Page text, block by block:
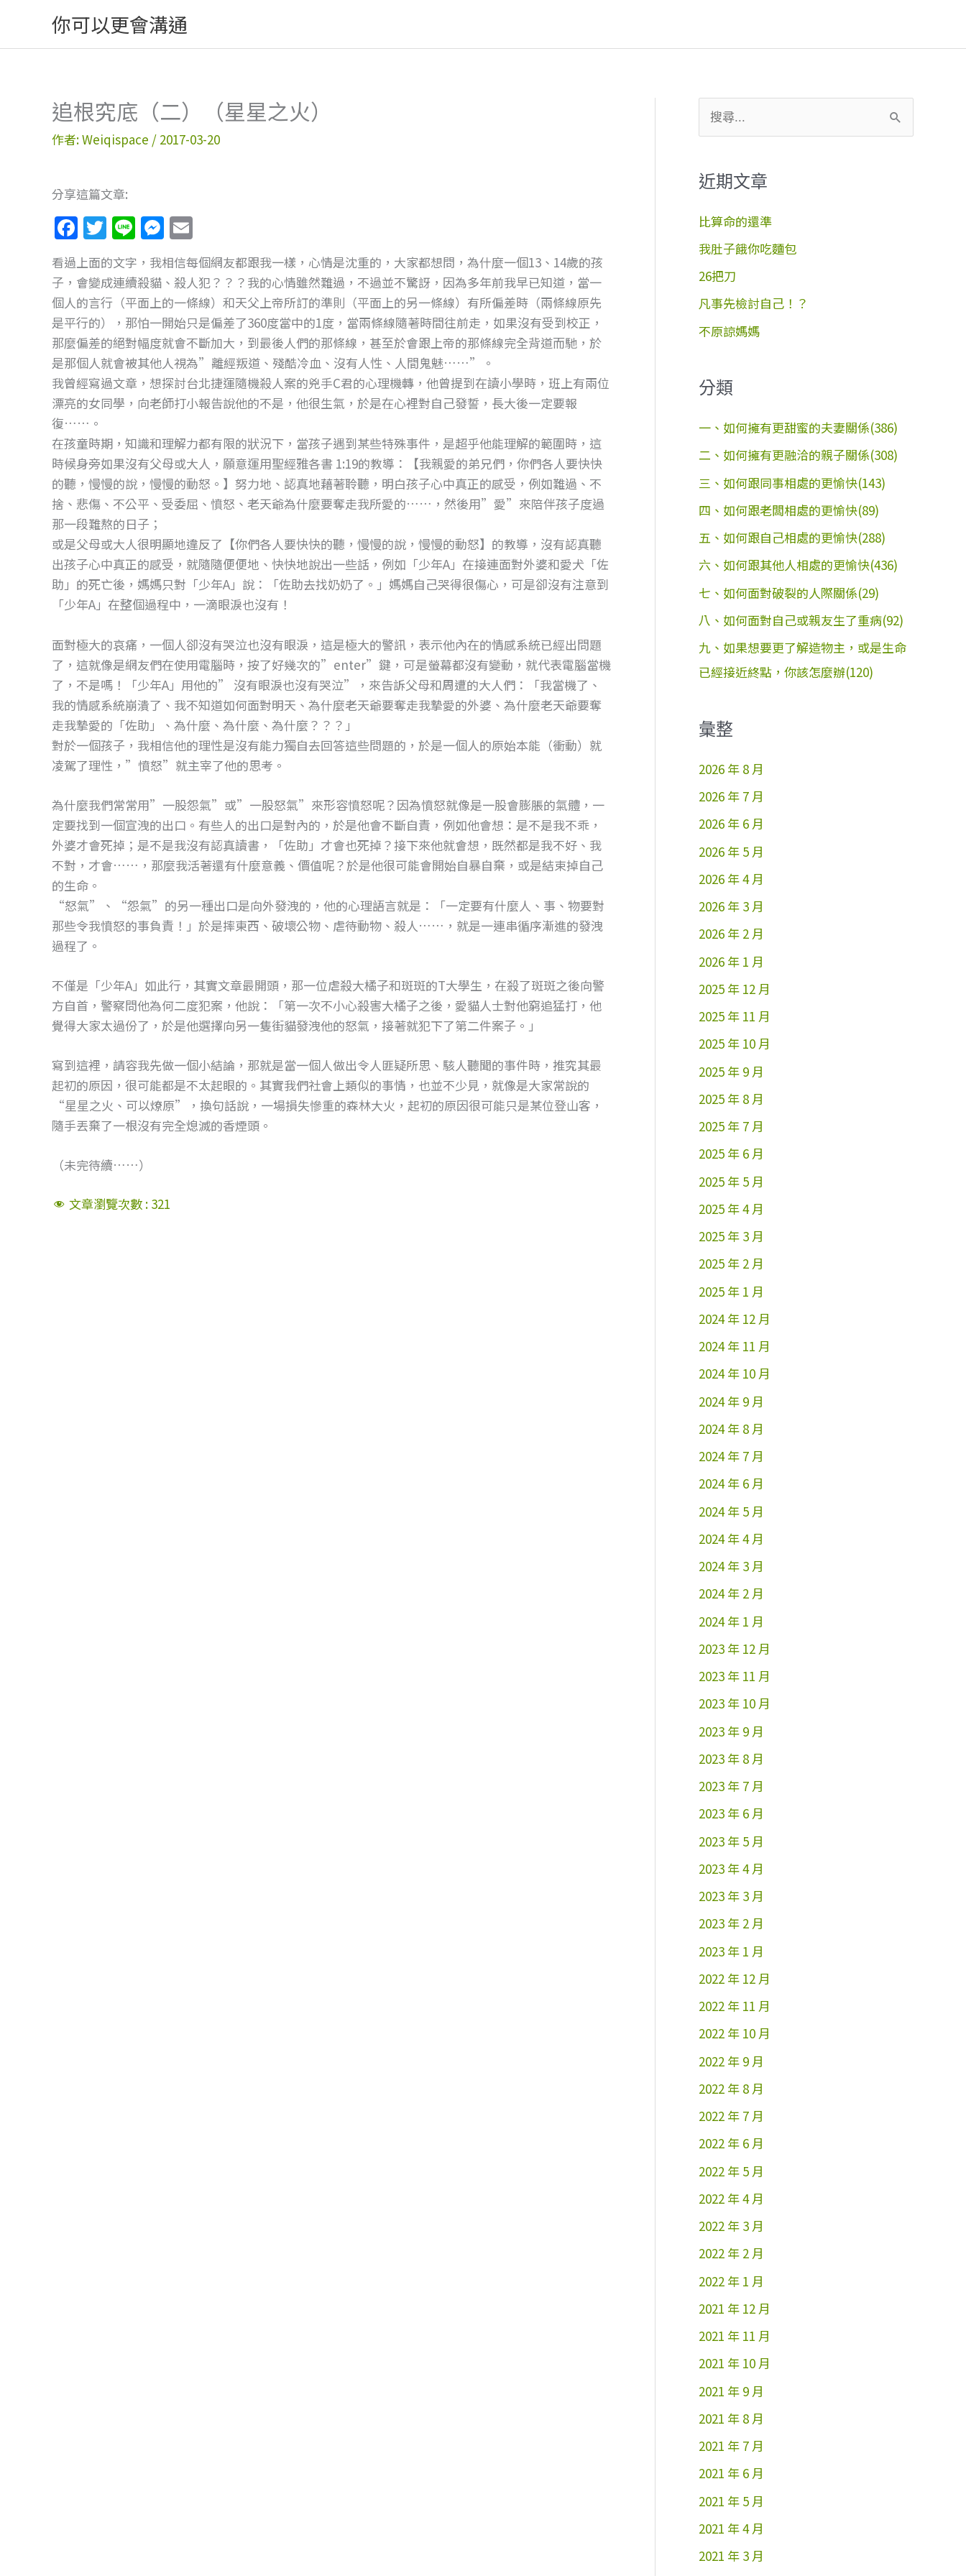
主
你可以更會溝通
追根究底（二）（星星之火）
作者:Weiqispace / 2017-03-20
分享這篇文章:
F
a
c
e
b
o
o
k
T
w
itt
er
Li
n
e
M
e
ss
e
n
g
er
m
ai
l
看過上面的文字，我相信每個網友都跟我一樣，心情是沈重的，大家都想問，為什麼一個13、14歲的孩
子，會變成連續殺貓、殺人犯？？？我的心情雖然難過，不過並不驚訝，因為多年前我早已知道，當一
個人的言行（平面上的一條線）和天父上帝所訂的準則（平面上的另一條線）有所偏差時（兩條線原先
是平行的），那怕一開始只是偏差了360度當中的1度，當兩條線隨著時間往前走，如果沒有受到校正，
那麼偏差的絕對幅度就會不斷加大，到最後人們的那條線，甚至於會跟上帝的那條線完全背道而馳，於
是那個人就會被其他人視為”離經叛道、殘酷冷血、沒有人性、人間鬼魅……”。
我曾經寫過文章，想探討台北捷運隨機殺人案的兇手C君的心理機轉，他曾提到在讀小學時，班上有兩位
漂亮的女同學，向老師打小報告說他的不是，他很生氣，於是在心裡對自己發誓，長大後一定要報
復……。
在孩童時期，知識和理解力都有限的狀況下，當孩子遇到某些特殊事件，是超乎他能理解的範圍時，這
時候身旁如果沒有父母或大人，願意運用聖經雅各書 1:19的教導：【我親愛的弟兄們，你們各人要快快
的聽，慢慢的說，慢慢的動怒。】努力地、認真地藉著聆聽，明白孩子心中真正的感受，例如難過、不
捨、悲傷、不公平、受委屈、憤怒、老天爺為什麼要奪走我所愛的……，然後用”愛”來陪伴孩子度過
那一段難熬的日子；
或是父母或大人很明顯地違反了【你們各人要快快的聽，慢慢的說，慢慢的動怒】的教導，沒有認真聽
出孩子心中真正的感受，就隨隨便便地、快快地說出一些話，例如「少年A」在接連面對外婆和愛犬「佐
助」的死亡後，媽媽只對「少年A」說：「佐助去找奶奶了。」媽媽自己哭得很傷心，可是卻沒有注意到
「少年A」在整個過程中，一滴眼淚也沒有！
面對極大的哀痛，一個人卻沒有哭泣也沒有眼淚，這是極大的警訊，表示他內在的情感系統已經出問題
了，這就像是網友們在使用電腦時，按了好幾次的”enter”鍵，可是螢幕都沒有變動，就代表電腦當機
了，不是嗎！「少年A」用他的” 沒有眼淚也沒有哭泣”，來告訴父母和周遭的大人們：「我當機了、
我的情感系統崩潰了、我不知道如何面對明天、為什麼老天爺要奪走我摯愛的外婆、為什麼老天爺要奪
走我摯愛的「佐助」、為什麼、為什麼、為什麼？？？」
對於一個孩子，我相信他的理性是沒有能力獨自去回答這些問題的，於是一個人的原始本能（衝動）就
凌駕了理性，”憤怒”就主宰了他的思考。
為什麼我們常常用”一股怨氣”或”一股怒氣”來形容憤怒呢？因為憤怒就像是一股會膨脹的氣體，一
定要找到一個宣洩的出口。有些人的出口是對內的，於是他會不斷自責，例如他會想：是不是我不乖，
外婆才會死掉；是不是我沒有認真讀書，「佐助」才會也死掉？接下來他就會想，既然都是我不好、我
不對，才會……，那麼我活著還有什麼意義、價值呢？於是他很可能會開始自暴自棄，或是結束掉自己
的生命。
“怒氣”、“怨氣”的另一種出口是向外發洩的，他的心理語言就是：「一定要有什麼人、事、物要對
那些令我憤怒的事負責！」於是摔東西、破壞公物、虐待動物、殺人……，就是一連串循序漸進的發洩
過程了。
不僅是「少年A」如此行，其實文章最開頭，那一位虐殺大橘子和斑斑的T大學生，在殺了斑斑之後向警
方自首，警察問他為何二度犯案，他說：「第一次不小心殺害大橘子之後，愛貓人士對他窮追猛打，他
覺得大家太過份了，於是他選擇向另一隻街貓發洩他的怒氣，接著就犯下了第二件案子。」
寫到這裡，請容我先做一個小結論，那就是當一個人做出令人匪疑所思、駭人聽聞的事件時，推究其最
起初的原因，很可能都是不太起眼的。其實我們社會上類似的事情，也並不少見，就像是大家常說的
“星星之火、可以燎原”，換句話說，一場損失慘重的森林大火，起初的原因很可能只是某位登山客，
隨手丟棄了一根沒有完全熄滅的香煙頭。
（未完待續……）
文章瀏覽次數 : 321
尋
鍵
字
:
近期文章
比算命的還準
我肚子餓你吃麵包
26把刀
凡事先檢討自己！？
不原諒媽媽
分類
一、如何擁有更甜蜜的夫妻關係(386)
二、如何擁有更融洽的親子關係(308)
三、如何跟同事相處的更愉快(143)
四、如何跟老闆相處的更愉快(89)
五、如何跟自己相處的更愉快(288)
六、如何跟其他人相處的更愉快(436)
七、如何面對破裂的人際關係(29)
八、如何面對自己或親友生了重病(92)
九、如果想要更了解造物主，或是生命
已經接近終點，你該怎麼辦(120)
彙整
2026 年 8 月
2026 年 7 月
2026 年 6 月
2026 年 5 月
2026 年 4 月
2026 年 3 月
2026 年 2 月
2026 年 1 月
2025 年 12 月
2025 年 11 月
2025 年 10 月
2025 年 9 月
2025 年 8 月
2025 年 7 月
2025 年 6 月
2025 年 5 月
2025 年 4 月
2025 年 3 月
2025 年 2 月
2025 年 1 月
2024 年 12 月
2024 年 11 月
2024 年 10 月
2024 年 9 月
2024 年 8 月
2024 年 7 月
2024 年 6 月
2024 年 5 月
2024 年 4 月
2024 年 3 月
2024 年 2 月
2024 年 1 月
2023 年 12 月
2023 年 11 月
2023 年 10 月
2023 年 9 月
2023 年 8 月
2023 年 7 月
2023 年 6 月
2023 年 5 月
2023 年 4 月
2023 年 3 月
2023 年 2 月
2023 年 1 月
2022 年 12 月
2022 年 11 月
2022 年 10 月
2022 年 9 月
2022 年 8 月
2022 年 7 月
2022 年 6 月
2022 年 5 月
2022 年 4 月
2022 年 3 月
2022 年 2 月
2022 年 1 月
2021 年 12 月
2021 年 11 月
2021 年 10 月
2021 年 9 月
2021 年 8 月
2021 年 7 月
2021 年 6 月
2021 年 5 月
2021 年 4 月
2021 年 3 月